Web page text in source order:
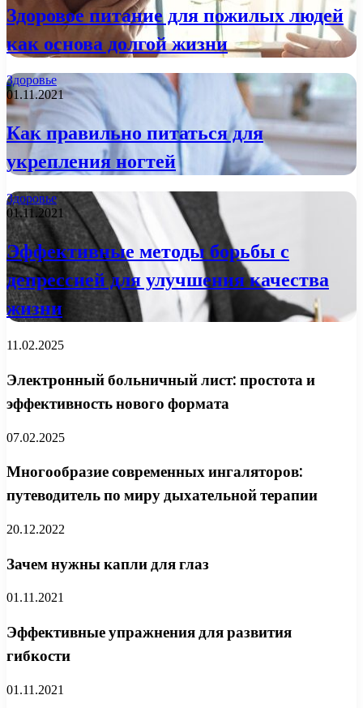
Здоровое питание для пожилых людей
как основа долгой жизни
Здоровье
01.11.2021
Как правильно питаться для
укрепления ногтей
Здоровье
01.11.2021
Эффективные методы борьбы с
депрессией для улучшения качества
жизни
11.02.2025
Электронный больничный лист: простота и
эффективность нового формата
07.02.2025
Многообразие современных ингаляторов:
путеводитель по миру дыхательной терапии
20.12.2022
Зачем нужны капли для глаз
01.11.2021
Эффективные упражнения для развития
гибкости
01.11.2021